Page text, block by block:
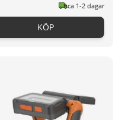
ca 1-2 dagar
KÖP